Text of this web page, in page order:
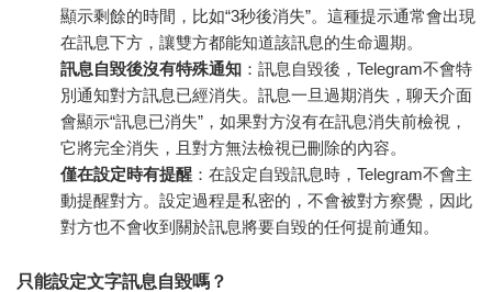
顯示剩餘的時間，比如“3秒後消失”。這種提示通常會出現
在訊息下方，讓雙方都能知道該訊息的生命週期。
訊息自毀後沒有特殊通知 ：訊息自毀後，Telegram不會特
別通知對方訊息已經消失。訊息一旦過期消失，聊天介面
會顯示“訊息已消失”，如果對方沒有在訊息消失前檢視，
它將完全消失，且對方無法檢視已刪除的內容。
僅在設定時有提醒 ：在設定自毀訊息時，Telegram不會主
動提醒對方。設定過程是私密的，不會被對方察覺，因此
對方也不會收到關於訊息將要自毀的任何提前通知。
只能設定文字訊息自毀嗎？